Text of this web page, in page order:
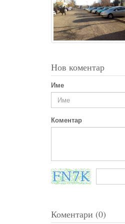
Нов коментар
Име
Коментар
Коментари (0)